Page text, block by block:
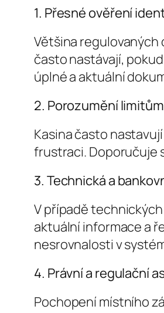
1. Přesné ověření
Většina
často nastávají,
úplné a aktuální
2. Porozumění
Kasina často
frustraci. Doporučuje
3. Technická a
V případě
aktuální informace a
nesrovnalosti v
4. Právní a regulační
Pochopení místního